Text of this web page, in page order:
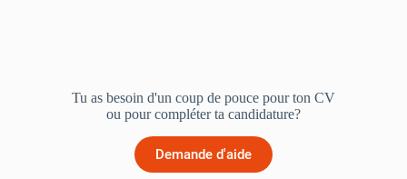
Tu as besoin d'un coup de pouce pour ton CV
ou pour compléter ta candidature?
Demande d'aide